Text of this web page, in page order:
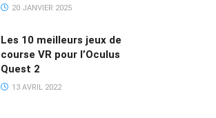
20 JANVIER 2025
Les 10 meilleurs jeux de
course VR pour l’Oculus
Quest 2
13 AVRIL 2022